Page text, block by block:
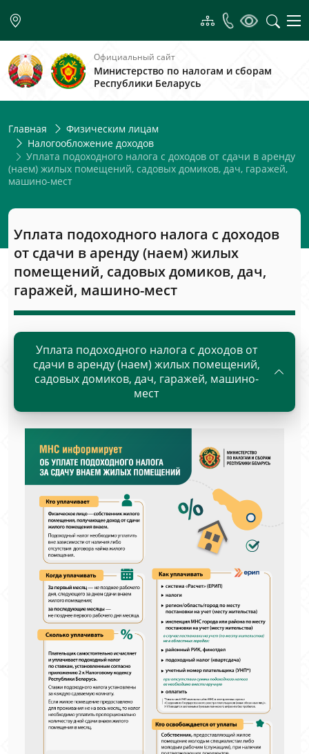
Официальный сайт
Министерство по налогам и сборам
Республики Беларусь
Главная
Физическим лицам
Налогообложение доходов
Уплата подоходного налога с доходов от сдачи в аренду
(наем) жилых помещений, садовых домиков, дач, гаражей,
машино-мест
Уплата подоходного налога с доходов
от сдачи в аренду (наем) жилых
помещений, садовых домиков, дач,
гаражей, машино-мест
Уплата подоходного налога с доходов от
сдачи в аренду (наем) жилых помещений,
садовых домиков, дач, гаражей, машино-
мест